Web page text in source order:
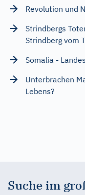
Revolution und
Strindbergs
Strindberg vom
Somalia -
Unterbrachen
Lebens?
Suche im